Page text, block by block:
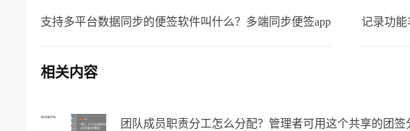
支持多平台数据同步的便签软件叫什么？多端同步便签app 记录功能
相关内容
团队成员职责分工怎么分配？管理者可用这个共享的团签